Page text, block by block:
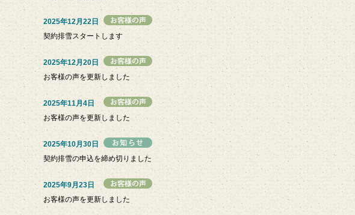
2025年12月22日
契約排雪スタートします
2025年12月20日
お客様の声を更新しました
2025年11月4日
お客様の声を更新しました
2025年10月30日
契約排雪の申込を締め切りました
2025年9月23日
お客様の声を更新しました